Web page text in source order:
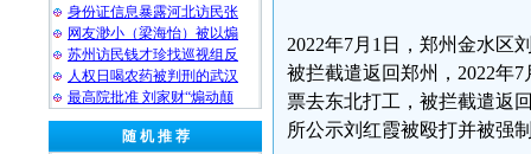
身份证信息暴露河北访民张
网友渺小（梁海怡）被以煽
苏州访民钱才珍找巡视组反
人权日喝农药被判刑的武汉
最高院批准 刘家财“煽动颠
随 机 推 荐
2022年7月1日，郑州金水区
被拦截遣返回郑州，2022年
票去东北打工，被拦截遣返
所公示刘红霞被殴打并被强